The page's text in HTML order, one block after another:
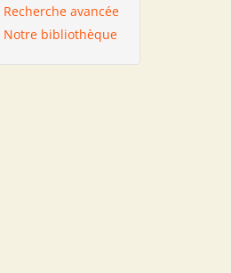
Recherche avancée
Notre bibliothèque